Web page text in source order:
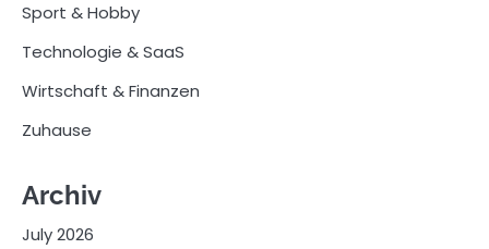
Sport & Hobby
Technologie & SaaS
Wirtschaft & Finanzen
Zuhause
Archiv
July 2026